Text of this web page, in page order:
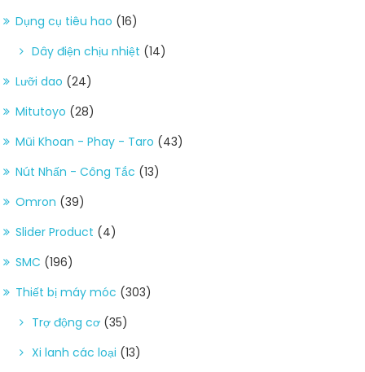
Dụng cụ tiêu hao (16)
Dây điện chịu nhiệt (14)
Lưỡi dao (24)
Mitutoyo (28)
Mũi Khoan - Phay - Taro (43)
Nút Nhấn - Công Tắc (13)
Omron (39)
Slider Product (4)
SMC (196)
Thiết bị máy móc (303)
Trợ động cơ (35)
Xi lanh các loại (13)